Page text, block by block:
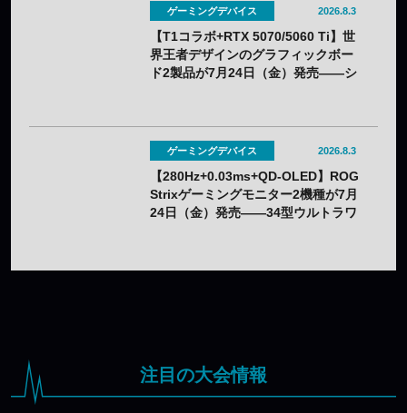
ゲーミングデバイス 2026.8.3
【T1コラボ+RTX 5070/5060 Ti】世
界王者デザインのグラフィックボー
ド2製品が7月24日（金）発売——シ
ゲーミングデバイス 2026.8.3
【280Hz+0.03ms+QD-OLED】ROG
Strixゲーミングモニター2機種が7月
24日（金）発売——34型ウルトラワ
注目の大会情報